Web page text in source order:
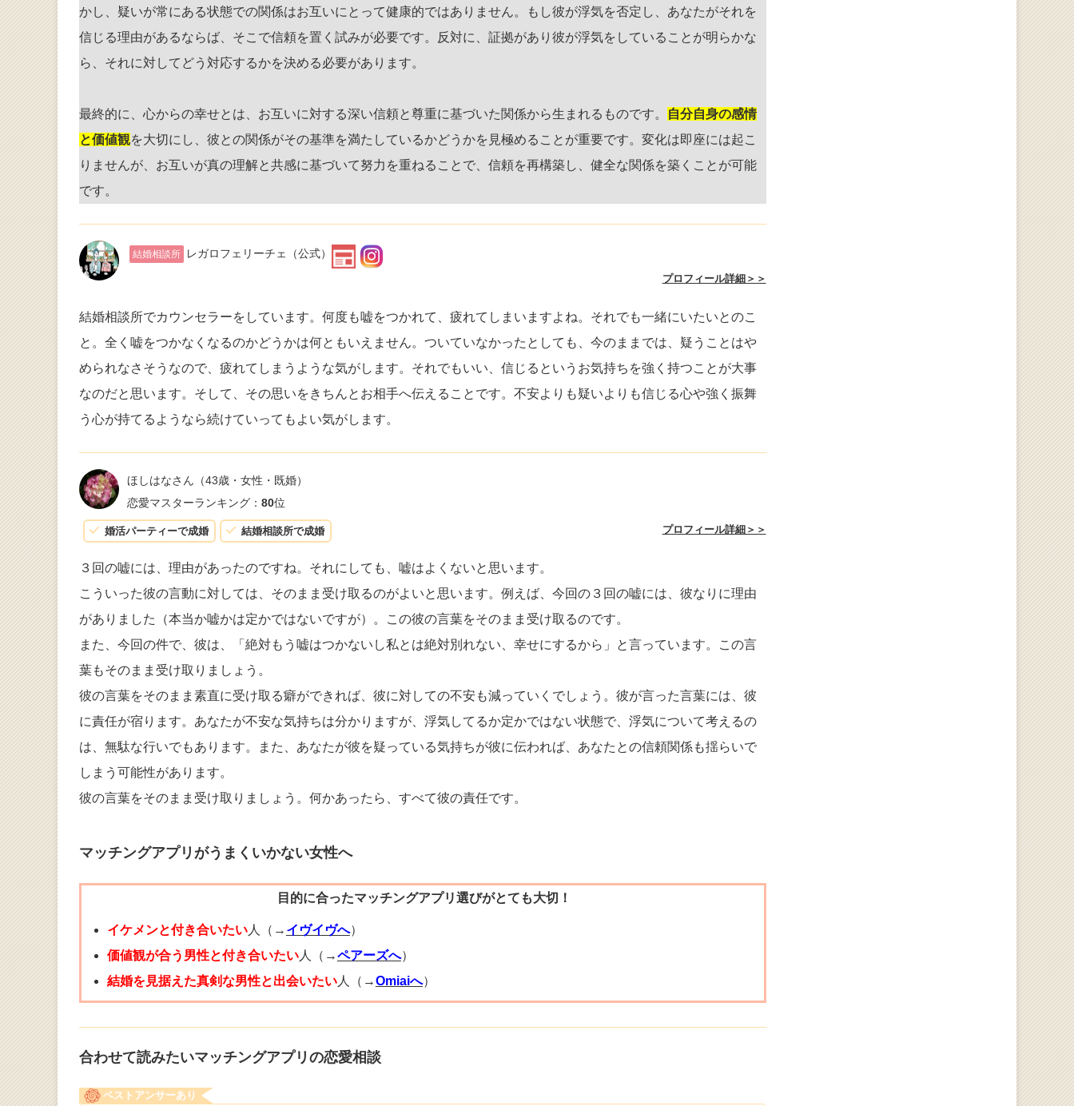
かし、疑いが常にある状態での関係はお互いにとって健康的ではありません。もし彼が浮気を否定し、あなたがそれを
信じる理由があるならば、そこで信頼を置く試みが必要です。反対に、証拠があり彼が浮気をしていることが明らかな
ら、それに対してどう対応するかを決める必要があります。
最終的に、心からの幸せとは、お互いに対する深い信頼と尊重に基づいた関係から生まれるものです。
自分自身の感情
と価値観を大切にし、彼との関係がその基準を満たしているかどうかを見極めることが重要です。変化は即座には起こ
りませんが、お互いが真の理解と共感に基づいて努力を重ねることで、信頼を再構築し、健全な関係を築くことが可能
です。
結婚相談所 レガロフェリーチェ （公式）
プロフィール詳細＞＞
結婚相談所でカウンセラーをしています。何度も嘘をつかれて、疲れてしまいますよね。それでも一緒にいたいとのこ
と。全く嘘をつかなくなるのかどうかは何ともいえません。ついていなかったとしても、今のままでは、疑うことはや
められなさそうなので、疲れてしまうような気がします。それでもいい、信じるというお気持ちを強く持つことが大事
なのだと思います。そして、その思いをきちんとお相手へ伝えることです。不安よりも疑いよりも信じる心や強く振舞
う心が持てるようなら続けていってもよい気がします。
ほしはなさん （43歳・女性・既婚）
恋愛マスターランキング： 80位
婚活パーティーで成婚 結婚相談所で成婚 プロフィール詳細＞＞
３回の嘘には、理由があったのですね。それにしても、嘘はよくないと思います。
こういった彼の言動に対しては、そのまま受け取るのがよいと思います。例えば、今回の３回の嘘には、彼なりに理由
がありました（本当か嘘かは定かではないですが）。この彼の言葉をそのまま受け取るのです。
また、今回の件で、彼は、「絶対もう嘘はつかないし私とは絶対別れない、幸せにするから」と言っています。この言
葉もそのまま受け取りましょう。
彼の言葉をそのまま素直に受け取る癖ができれば、彼に対しての不安も減っていくでしょう。彼が言った言葉には、彼
に責任が宿ります。あなたが不安な気持ちは分かりますが、浮気してるか定かではない状態で、浮気について考えるの
は、無駄な行いでもあります。また、あなたが彼を疑っている気持ちが彼に伝われば、あなたとの信頼関係も揺らいで
しまう可能性があります。
彼の言葉をそのまま受け取りましょう。何かあったら、すべて彼の責任です。
マッチングアプリがうまくいかない女性へ
目的に合ったマッチングアプリ選びがとても大切！
イケメンと付き合いたい人（→ イヴイヴへ）
価値観が合う男性と付き合いたい人（→ペアーズへ）
結婚を見据えた真剣な男性と出会いたい人（→Omiaiへ）
合わせて読みたいマッチングアプリの恋愛相談
ベストアンサーあり